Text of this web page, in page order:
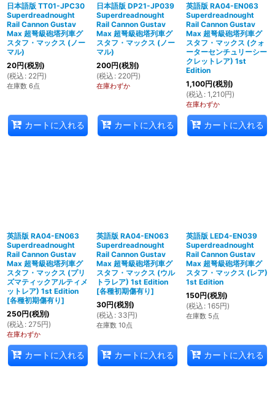
日本語版 TT01-JPC30
Superdreadnought
Rail Cannon Gustav
Max 超弩級砲塔列車グ
スタフ・マックス (ノー
マル)
20円(税別)
(税込 : 22円)
在庫数 6点
カートに入れる
日本語版 DP21-JP039
Superdreadnought
Rail Cannon Gustav
Max 超弩級砲塔列車グ
スタフ・マックス (ノー
マル)
200円(税別)
(税込 : 220円)
在庫わずか
カートに入れる
英語版 RA04-EN063
Superdreadnought
Rail Cannon Gustav
Max 超弩級砲塔列車グ
スタフ・マックス (クォ
ーターセンチュリーシー
クレットレア) 1st
Edition
1,100円(税別)
(税込 : 1,210円)
在庫わずか
カートに入れる
英語版 RA04-EN063
Superdreadnought
Rail Cannon Gustav
Max 超弩級砲塔列車グ
スタフ・マックス (プリ
ズマティックアルティメ
ットレア) 1st Edition
[各種初期傷有り]
250円(税別)
(税込 : 275円)
在庫わずか
カートに入れる
英語版 RA04-EN063
Superdreadnought
Rail Cannon Gustav
Max 超弩級砲塔列車グ
スタフ・マックス (ウル
トラレア) 1st Edition
[各種初期傷有り]
30円(税別)
(税込 : 33円)
在庫数 10点
カートに入れる
英語版 LED4-EN039
Superdreadnought
Rail Cannon Gustav
Max 超弩級砲塔列車グ
スタフ・マックス (レア)
1st Edition
150円(税別)
(税込 : 165円)
在庫数 5点
カートに入れる